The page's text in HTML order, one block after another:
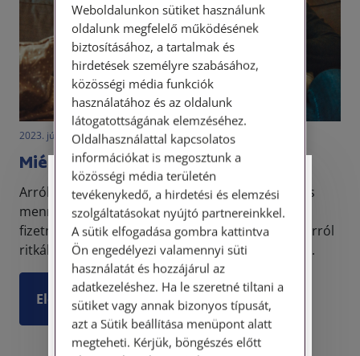
2023. július 6. • LegitiMoadmin
Miért fizetünk gyermektartást?
Arról számtalan cikk született már, hogy miért és
mennyi gyermektartást kell a különélő szülőnek
fizetnie a gyermeket nevelő szülőnek, azonban arról
ritkábban hallani, hogy mi az, amit ezért cseréb...
Elolvasom
Személyes ügyfélfogadás
Tisztelt Ügyfeleink!
Személyes ügyfélszolgálatunk telefonon
történő előzetes időpontegyeztetés után,
szerdai napokon érhető el.
Címünk: 1087 Budapest, Hungária körút
30/A. 8. emelet. Pontos megközelítési
útmutatónk a Kapcsolat – Elérhetőségeink
Weboldalunkon sütiket használunk
oldalunk megfelelő működésének
biztosításához, a tartalmak és
hirdetések személyre szabásához,
közösségi média funkciók
használatához és az oldalunk
látogatottságának elemzéséhez.
Oldalhasználattal kapcsolatos
információkat is megosztunk a
közösségi média területén
tevékenykedő, a hirdetési és elemzési
szolgáltatásokat nyújtó partnereinkkel.
A sütik elfogadása gombra kattintva
Ön engedélyezi valamennyi süti
használatát és hozzájárul az
adatkezeléshez. Ha le szeretné tiltani a
sütiket vagy annak bizonyos típusát,
azt a Sütik beállítása menüpont alatt
megteheti. Kérjük, böngészés előtt